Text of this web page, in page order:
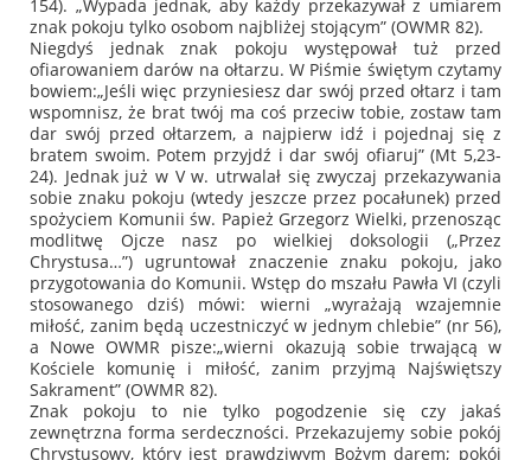
154). „Wypada jednak, aby każdy przekazywał z umiarem
znak pokoju tylko osobom najbliżej stojącym” (OWMR 82).
Niegdyś jednak znak pokoju występował tuż przed
ofiarowaniem darów na ołtarzu. W Piśmie świętym czytamy
bowiem:„Jeśli więc przyniesiesz dar swój przed ołtarz i tam
wspomnisz, że brat twój ma coś przeciw tobie, zostaw tam
dar swój przed ołtarzem, a najpierw idź i pojednaj się z
bratem swoim. Potem przyjdź i dar swój ofiaruj”(Mt 5,23-
24). Jednak już w V w. utrwalał się zwyczaj przekazywania
sobie znaku pokoju (wtedy jeszcze przez pocałunek) przed
spożyciem Komunii św. Papież Grzegorz Wielki, przenosząc
modlitwę Ojcze nasz po wielkiej doksologii („Przez
Chrystusa…”) ugruntował znaczenie znaku pokoju, jako
przygotowania do Komunii. Wstęp do mszału Pawła VI (czyli
stosowanego dziś) mówi: wierni „wyrażają wzajemnie
miłość, zanim będą uczestniczyć w jednym chlebie” (nr 56),
a Nowe OWMR pisze:„wierni okazują sobie trwającą w
Kościele komunię i miłość, zanim przyjmą Najświętszy
Sakrament” (OWMR 82).
Znak pokoju to nie tylko pogodzenie się czy jakaś
zewnętrzna forma serdeczności. Przekazujemy sobie pokój
Chrystusowy, który jest prawdziwym Bożym darem; pokój